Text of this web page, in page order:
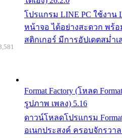
โปรแกรม LINE PC ใช้งา
หน้าจอ ได้อย่างสะดวก พร้
สติกเกอร์ มีการอัปเดตสม่ำเ
Format Factory (โหลด
รูปภาพ เพลง) 5.16
ดาวน์โหลดโปรแกรม
อเนกประสงค์ ครอบจักรวา